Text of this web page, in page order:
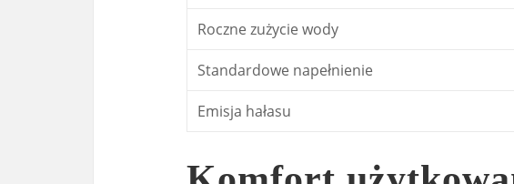
Roczne zużycie wody
Standardowe napełnienie
Emisja hałasu